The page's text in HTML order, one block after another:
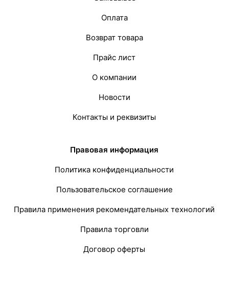
Оплата
Возврат товара
Прайс лист
О компании
Новости
Контакты и реквизиты
Правовая информация
Политика конфиденциальности
Пользовательское соглашение
Правила применения рекомендательных технологий
Правила торговли
Договор оферты